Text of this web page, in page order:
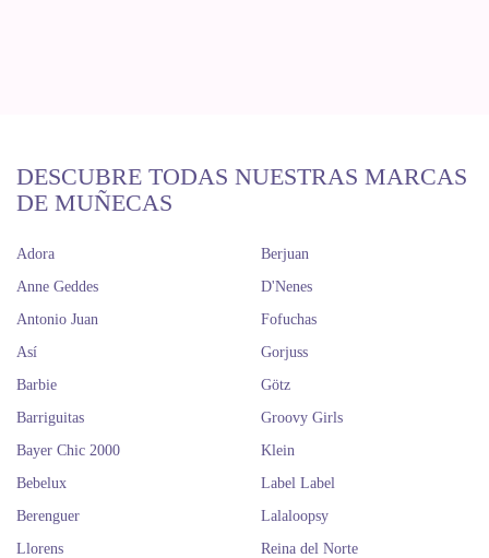
DESCUBRE TODAS NUESTRAS MARCAS
DE MUÑECAS
Adora
Anne Geddes
Antonio Juan
Así
Barbie
Barriguitas
Bayer Chic 2000
Bebelux
Berenguer
Berjuan
D'Nenes
Fofuchas
Gorjuss
Götz
Groovy Girls
Klein
Label Label
Lalaloopsy
Llorens
Reina del Norte